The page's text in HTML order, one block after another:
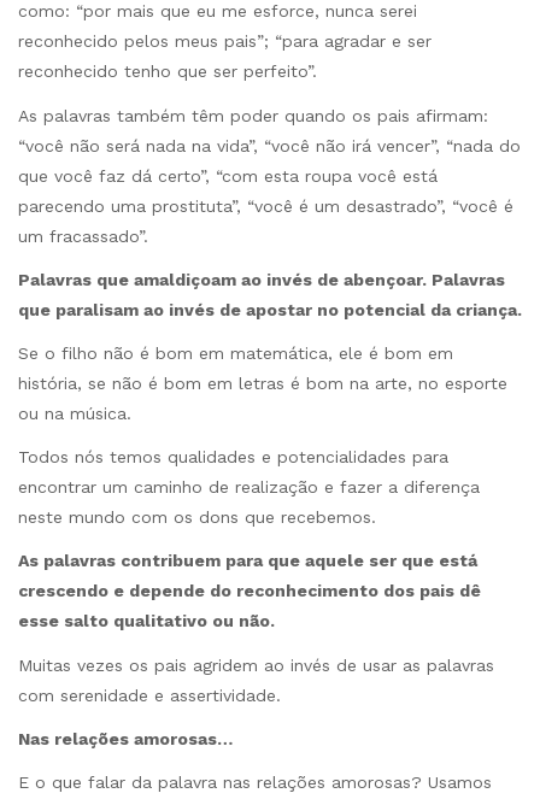
como: “por mais que eu me esforce, nunca serei
reconhecido pelos meus pais”; “para agradar e ser
reconhecido tenho que ser perfeito”.
As palavras também têm poder quando os pais afirmam:
“você não será nada na vida”, “você não irá vencer”, “nada do
que você faz dá certo”, “com esta roupa você está
parecendo uma prostituta”, “você é um desastrado”, “você é
um fracassado”.
Palavras que amaldiçoam ao invés de abençoar. Palavras
que paralisam ao invés de apostar no potencial da criança.
Se o filho não é bom em matemática, ele é bom em
história, se não é bom em letras é bom na arte, no esporte
ou na música.
Todos nós temos qualidades e potencialidades para
encontrar um caminho de realização e fazer a diferença
neste mundo com os dons que recebemos.
As palavras contribuem para que aquele ser que está
crescendo e depende do reconhecimento dos pais dê
esse salto qualitativo ou não.
Muitas vezes os pais agridem ao invés de usar as palavras
com serenidade e assertividade.
Nas relações amorosas…
E o que falar da palavra nas relações amorosas? Usamos